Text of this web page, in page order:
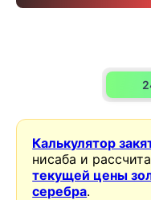
Калькулятор
нисаба и
текущей цены
серебра.